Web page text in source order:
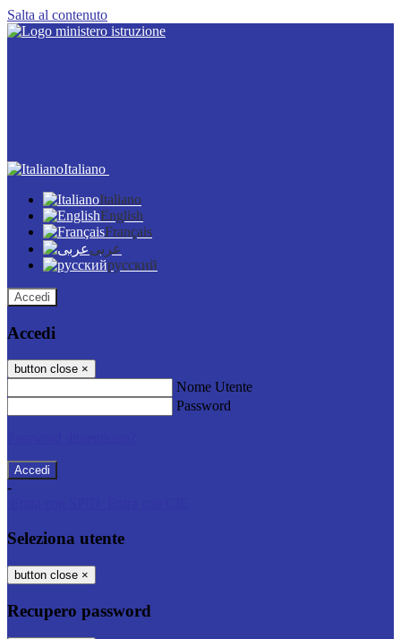
Salta al contenuto
Italiano
Italiano
English
Français
عربى
русский
Accedi
Accedi
button close ×
Nome Utente
Password
-
Seleziona utente
button close ×
Recupero password